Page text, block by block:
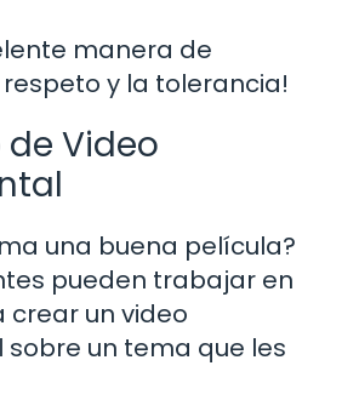
manera de
y la tolerancia!
Video
una buena película?
pueden trabajar en
crear un video
un tema que les